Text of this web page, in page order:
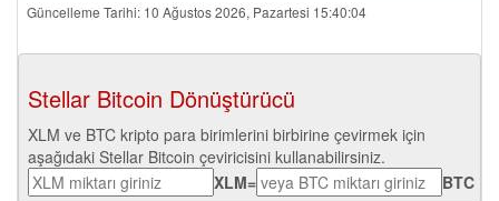
Güncelleme Tarihi: 10 Ağustos 2026, Pazartesi 15:40:04
Stellar Bitcoin Dönüştürücü
XLM ve BTC kripto para birimlerini birbirine çevirmek için
aşağıdaki Stellar Bitcoin çeviricisini kullanabilirsiniz.
XLM= BTC